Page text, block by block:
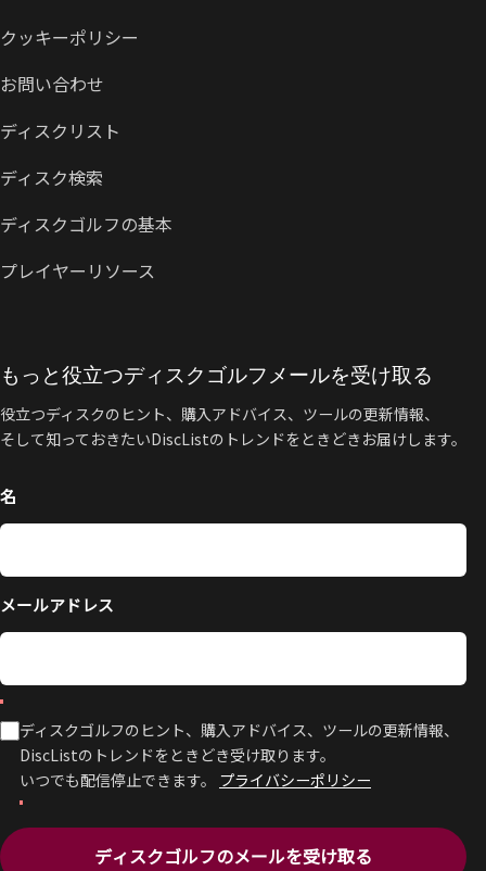
クッキーポリシー
お問い合わせ
ディスクリスト
ディスク検索
ディスクゴルフの基本
プレイヤーリソース
もっと役立つディスクゴルフメールを受け取る
役立つディスクのヒント、購入アドバイス、ツールの更新情報、
そして知っておきたいDiscListのトレンドをときどきお届けします。
名
メールアドレス
ディスクゴルフのヒント、購入アドバイス、ツールの更新情報、
DiscListのトレンドをときどき受け取ります。
いつでも配信停止できます。 プライバシーポリシー
ディスクゴルフのメールを受け取る